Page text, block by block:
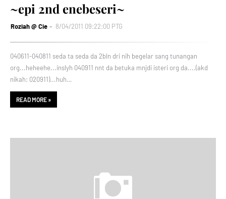
~epi 2nd enebeseri~
Roziah @ Cie 8/04/2011 09:22:00 PTG
040611-040811 seda ta seda da 2bln dri nih begelar sang tunangan
org...heheehe...inslyh 040911 nnt da betuka mnjdi isteri org da....(akd
nikah: 020911)...huh…
READ MORE »